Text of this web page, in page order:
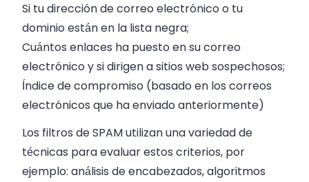
Si tu dirección de correo electrónico o tu
dominio están en la lista negra;
Cuántos enlaces ha puesto en su correo
electrónico y si dirigen a sitios web sospechosos;
Índice de compromiso (basado en los correos
electrónicos que ha enviado anteriormente)
Los filtros de SPAM utilizan una variedad de
técnicas para evaluar estos criterios, por
ejemplo: análisis de encabezados, algoritmos